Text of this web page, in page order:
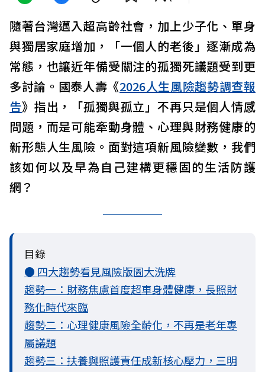
隨著台灣邁入超高齡社會，加上少子化、單身
與獨居家庭增加，「一個人的老後」逐漸成為
常態，也讓近年備受關注的孤獨死議題受到更
多討論。國泰人壽《2026人生風險趨勢調查報
告》指出，「孤獨與孤立」不再只是個人情感
問題，而是可能牽動身體、心理與財務健康的
新形態人生風險。面對這項新風險變數，我們
該如何以及早為自己建構更穩固的生活防護
網？
目錄
● 四大趨勢看見風險版圖大洗牌
趨勢一：財務焦慮首度超車身體健康，長照財
務化時代來臨
趨勢二：心理健康風險全齡化，不再是老年專
屬議題
趨勢三：扶養與照護責任成新核心壓力，三明